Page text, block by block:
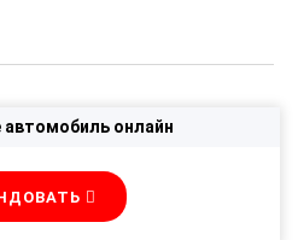
автомобиль онлайн